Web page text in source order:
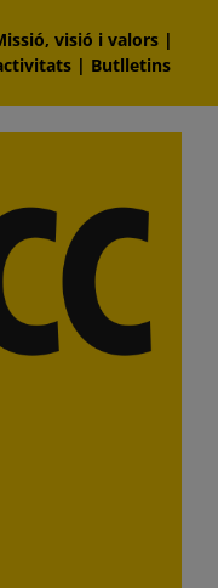
visió i valors |
| Butlletins